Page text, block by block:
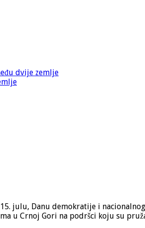
dvije zemlje
julu, Danu demokratije i
u Crnoj Gori na podršci koju su